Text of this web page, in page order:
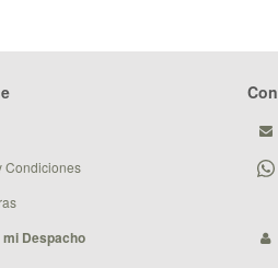
Condiciones
mi Despacho